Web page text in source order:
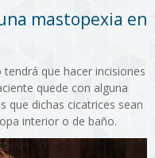
mastopexia en
que hacer incisiones
quede con alguna
que dichas cicatrices sean
interior o de baño.